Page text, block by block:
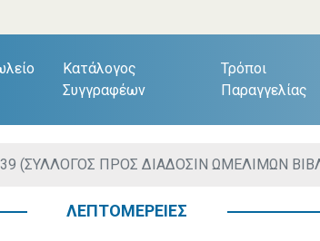
Κατάλογος
Συγγραφέων
Τρόποι
Παραγγελίας
(ΣΥΛΛΟΓΟΣ ΠΡΟΣ ΔΙΑΔΟΣΙΝ ΩΜΕΛΙΜΩΝ
ΛΕΠΤΟΜΕΡΕΙΕΣ